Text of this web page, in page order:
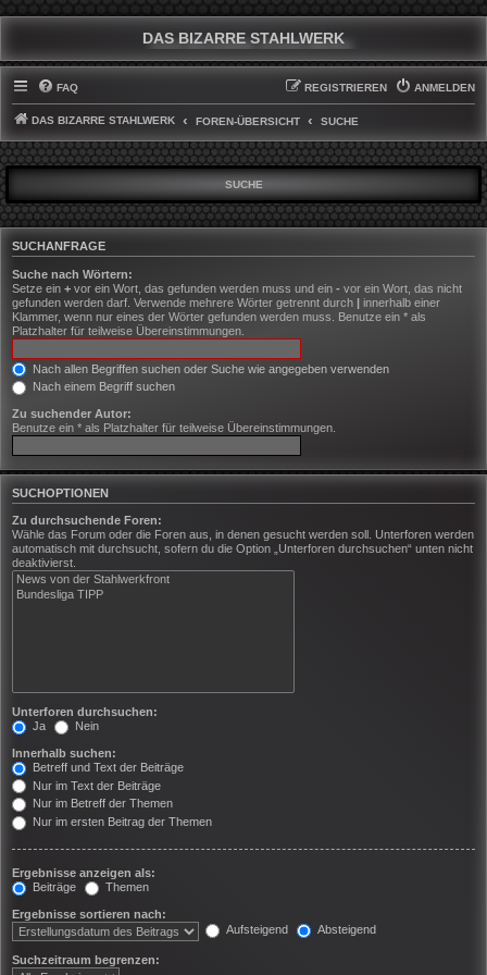
DAS BIZARRE STAHLWERK
FAQ ANMELDEN
REGISTRIEREN
DAS BIZARRE STAHLWERK FOREN-ÜBERSICHT SUCHE
SUCHE
SUCHANFRAGE
Suche nach Wörtern:
Setze ein + vor ein Wort, das gefunden werden muss und ein - vor ein Wort, das nicht
gefunden werden darf. Verwende mehrere Wörter getrennt durch | innerhalb einer
Klammer, wenn nur eines der Wörter gefunden werden muss. Benutze ein * als
Platzhalter für teilweise Übereinstimmungen.
Nach allen Begriffen suchen oder Suche wie angegeben verwenden
Nach einem Begriff suchen
Zu suchender Autor:
Benutze ein * als Platzhalter für teilweise Übereinstimmungen.
SUCHOPTIONEN
Zu durchsuchende Foren:
Wähle das Forum oder die Foren aus, in denen gesucht werden soll. Unterforen werden
automatisch mit durchsucht, sofern du die Option „Unterforen durchsuchen“ unten nicht
deaktivierst.
Unterforen durchsuchen:
Ja
Nein
Innerhalb suchen:
Betreff und Text der Beiträge
Nur im Text der Beiträge
Nur im Betreff der Themen
Nur im ersten Beitrag der Themen
Ergebnisse anzeigen als:
Beiträge
Themen
Ergebnisse sortieren nach:
Aufsteigend
Absteigend
Suchzeitraum begrenzen: